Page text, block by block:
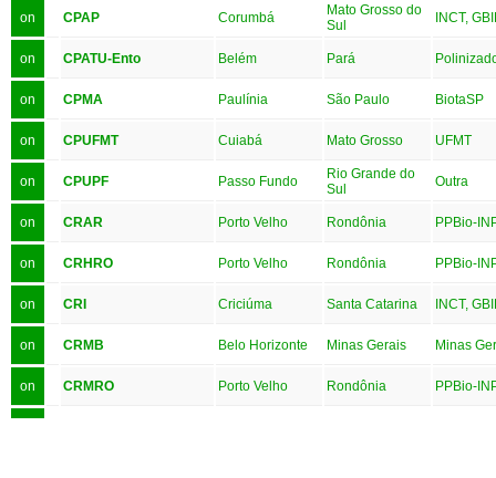
on CPAP Corumbá
Mato Grosso do
Sul
INCT,
on CPATU-Ento Belém Pará
on CPMA Paulínia São Paulo BiotaSP
on CPUFMT Cuiabá Mato Grosso UFMT
on CPUPF Passo Fundo
Rio Grande do
Sul
Outra
on CRAR Porto Velho Rondônia PPBio-
on CRHRO Porto Velho Rondônia PPBio-
on CRI Criciúma Santa Catarina INCT,
on CRMB Belo Horizonte Minas Gerais Minas
on CRMRO Porto Velho Rondônia PPBio-